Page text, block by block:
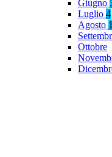
Giugno
Luglio 4
Agosto 1
Ottobre